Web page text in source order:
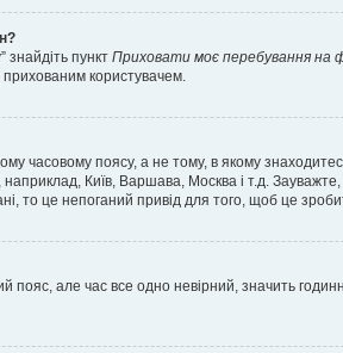
пункт Приховати моє перебування на
користувачем.
часовому поясу, а не тому, в якому
Київ, Варшава, Москва і т.д.
то це непоганий привід для того, щоб це
але час все одно невірний, значить